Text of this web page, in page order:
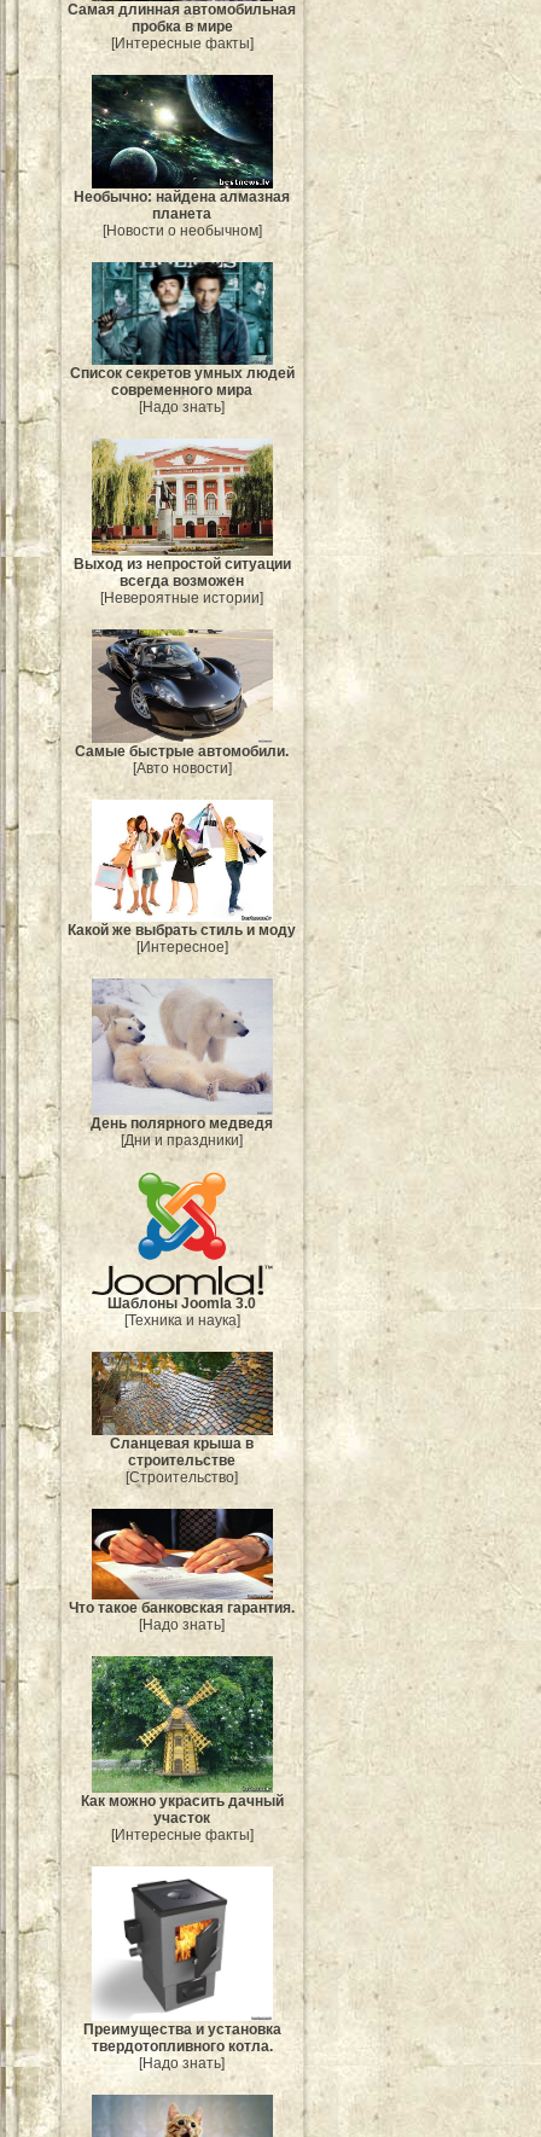
Самая длинная автомобильная
пробка в мире
[Интересные факты]
Необычно: найдена алмазная
планета
[Новости о необычном]
Список секретов умных людей
современного мира
[Надо знать]
Выход из непростой ситуации
всегда возможен
[Невероятные истории]
Самые быстрые автомобили.
[Авто новости]
Какой же выбрать стиль и моду
[Интересное]
День полярного медведя
[Дни и праздники]
Шаблоны Joomla 3.0
[Техника и наука]
Сланцевая крыша в
строительстве
[Строительство]
Что такое банковская гарантия.
[Надо знать]
Как можно украсить дачный
участок
[Интересные факты]
Преимущества и установка
твердотопливного котла.
[Надо знать]